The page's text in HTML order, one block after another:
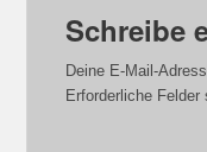
Schreibe
Deine E-Mail-
Erforderliche